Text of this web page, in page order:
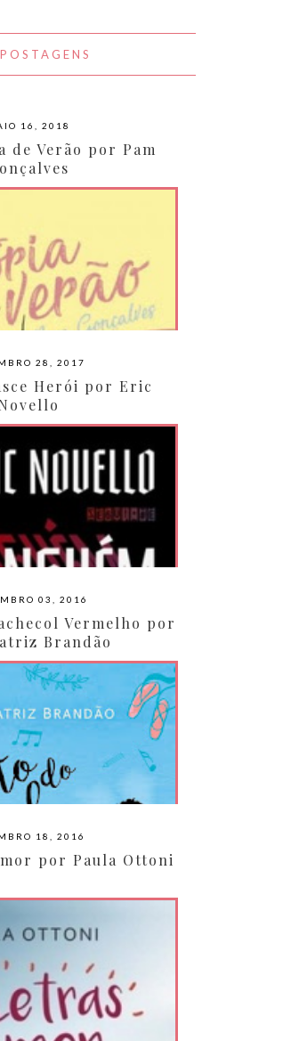
PEIJIN YANG
16, 2018
de Verão por Pam
28, 2017
Herói por Eric
03, 2016
Vermelho por
Brandão
18, 2016
por Paula Ottoni